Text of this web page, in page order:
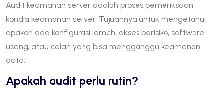
Audit keamanan server adalah proses pemeriksaan
kondisi keamanan server. Tujuannya untuk mengetahui
apakah ada konfigurasi lemah, akses berisiko, software
usang, atau celah yang bisa mengganggu keamanan
data.
Apakah audit perlu rutin?